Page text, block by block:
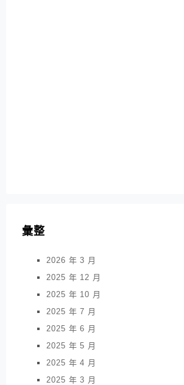
彙整
2026 年 3 月
2025 年 12 月
2025 年 10 月
2025 年 7 月
2025 年 6 月
2025 年 5 月
2025 年 4 月
2025 年 3 月